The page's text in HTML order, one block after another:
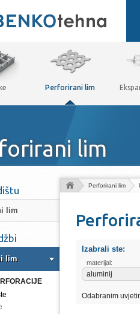
Perforirani lim
lim
Perforirani lim
Izabrali ste:
materijal:
aluminij
Odabranim
lim
lim